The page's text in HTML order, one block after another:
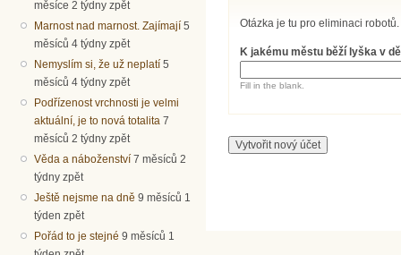
měsíce 2 týdny zpět
Marnost nad marnost. Zajímají 5
měsíců 4 týdny zpět
Nemyslím si, že už neplatí 5
měsíců 4 týdny zpět
Podřízenost vrchnosti je velmi
aktuální, je to nová totalita 7
měsíců 2 týdny zpět
Věda a náboženství 7 měsíců 2
týdny zpět
Ještě nejsme na dně 9 měsíců 1
týden zpět
Pořád to je stejné 9 měsíců 1
Otázka je tu pro eliminaci robotů.
K jakému městu běží lyška v
Fill in the blank.